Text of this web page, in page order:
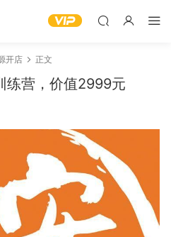
开店 正文
练营，价值2999元